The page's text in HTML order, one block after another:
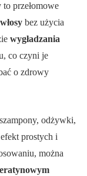
przełomowe
bez użycia
wygładzania
co czyni je
o zdrowy
odżywki,
prostych i
można